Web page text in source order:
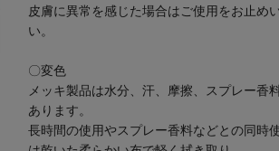
皮膚に異常を感じた場合はご使用をお止め
い。
〇変色
メッキ製品は水分、汗、摩擦、スプレー香
あります。
長時間の使用やスプレー香料などとの同時